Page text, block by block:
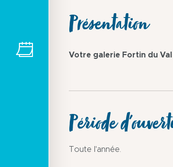
Présentation
Votre galerie Fortin du
Période
Toute l'année.